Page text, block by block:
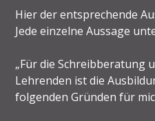
Hier der entsprechende
Jede einzelne Aussage
„Für die Schreibberatung
Lehrenden ist die
folgenden Gründen für